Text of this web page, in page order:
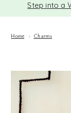
Step into a
Home › Charms